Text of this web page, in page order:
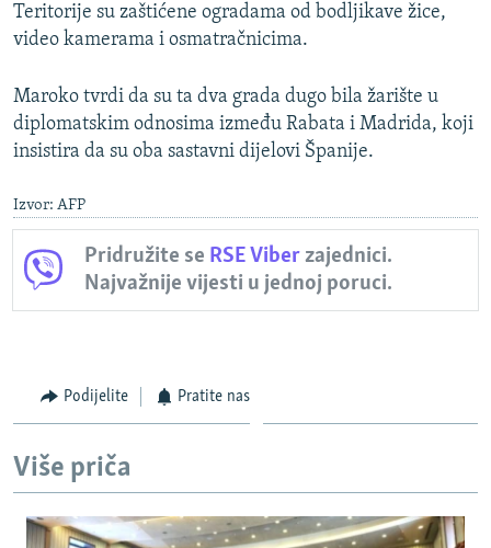
Teritorije su zaštićene ogradama od bodljikave žice,
video kamerama i osmatračnicima.
Maroko tvrdi da su ta dva grada dugo bila žarište u
diplomatskim odnosima između Rabata i Madrida, koji
insistira da su oba sastavni dijelovi Španije.
Izvor: AFP
Pridružite se RSE Viberzajednici.
Najvažnije vijesti u jednoj poruci.
Podijelite Pratite nas
Više priča